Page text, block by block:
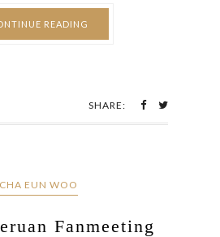
READING
SHARE:
CHA EUN WOO
Fanmeeting